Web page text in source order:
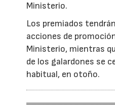
Ministerio.
Los premiados
acciones de
Ministerio, mientras
de los galardones se
habitual, en otoño.